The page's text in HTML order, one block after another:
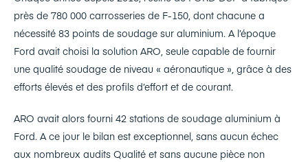
près de 780 000 carrosseries de F-150, dont chacune a
nécessité 83 points de soudage sur aluminium. A l’époque
Ford avait choisi la solution ARO, seule capable de fournir
une qualité soudage de niveau « aéronautique », grâce à des
efforts élevés et des profils d’effort et de courant.
ARO avait alors fourni 42 stations de soudage aluminium à
Ford. A ce jour le bilan est exceptionnel, sans aucun échec
aux nombreux audits Qualité et sans aucune pièce non